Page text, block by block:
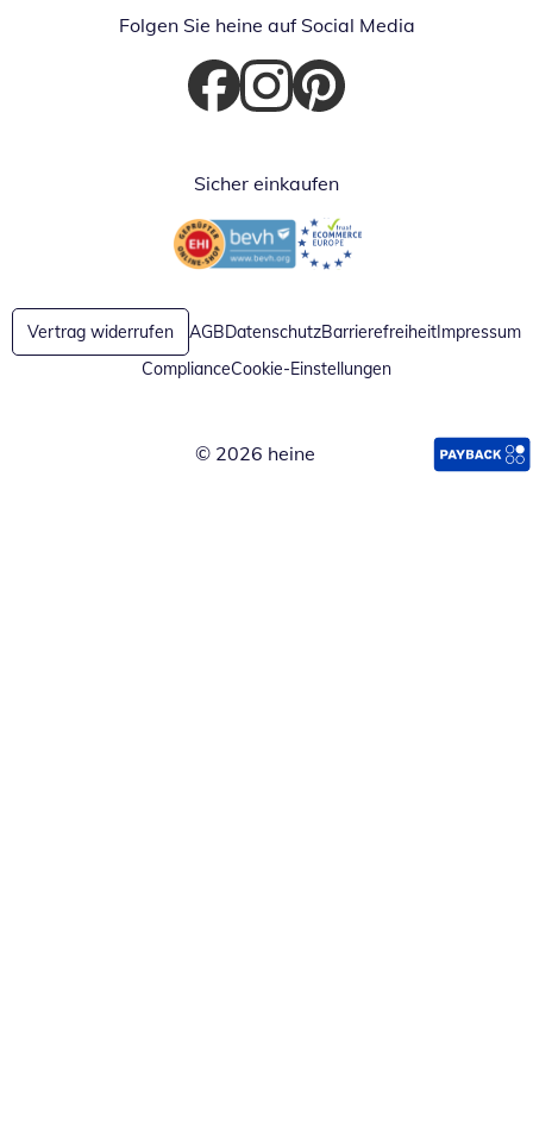
Folgen Sie heine auf Social Media
Öffnet in neuem Fenster
Öffnet in neuem Fenster
Öffnet in neuem Fenster
Sicher einkaufen
Öffnet in neuem FensterÖffnet in neuem Fenster
Vertrag widerrufen AGBDatenschutzBarrierefreiheitImpressum
ComplianceCookie-Einstellungen
© 2026 heine